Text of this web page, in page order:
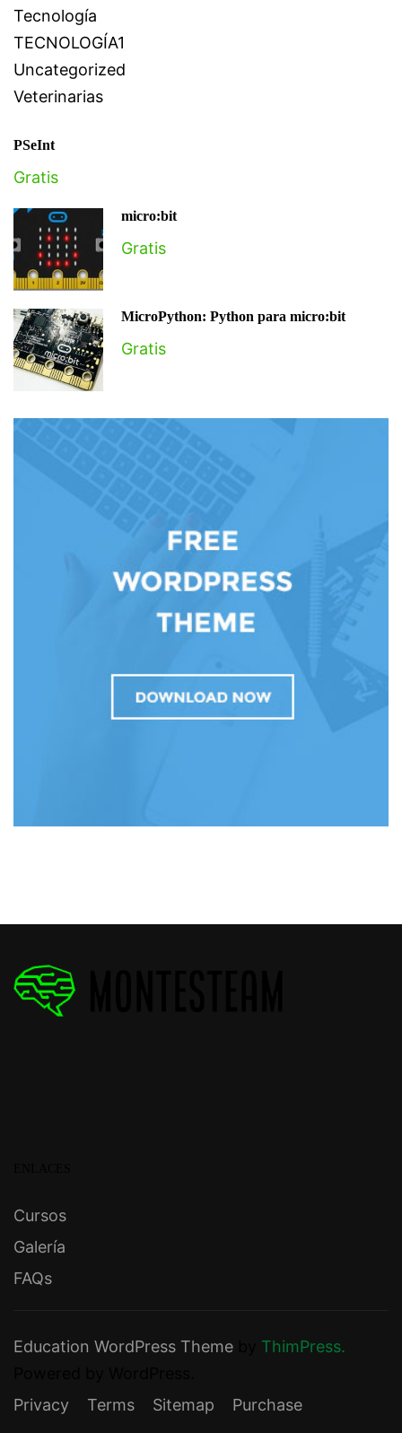
Tecnología
TECNOLOGÍA1
Uncategorized
Veterinarias
PSeInt
Gratis
micro:bit
Gratis
MicroPython: Python para micro:bit
Gratis
Cursos
Galería
FAQs
Education WordPress Theme
ThimPress.
Privacy
Terms Sitemap Purchase